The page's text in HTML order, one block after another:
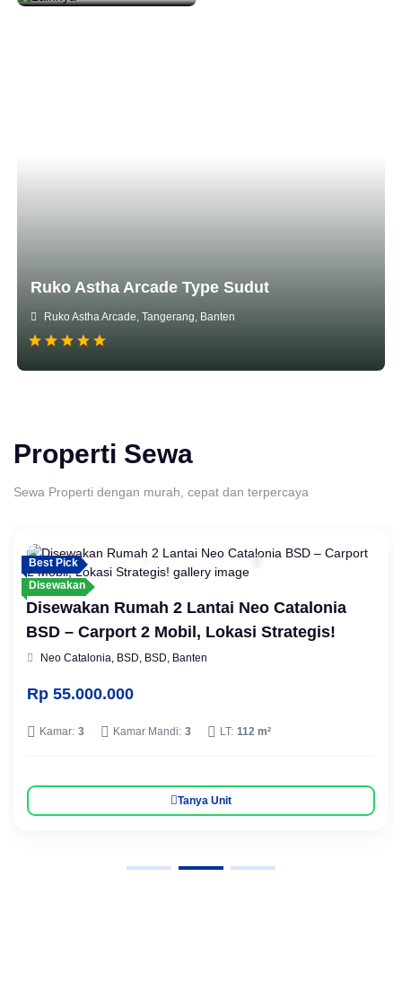
Ruko Astha Arcade Type Sudut
Ruko Astha Arcade, Tangerang, Banten
Properti Sewa
Sewa Properti dengan murah, cepat dan terpercaya
Best Pick
Disewakan
Disewakan Rumah 2 Lantai Neo Catalonia
BSD – Carport 2 Mobil, Lokasi Strategis!
Neo Catalonia, BSD, BSD, Banten
Rp 55.000.000
Kamar: 3 Kamar Mandi: 3 LT: 112 m²
Tanya Unit